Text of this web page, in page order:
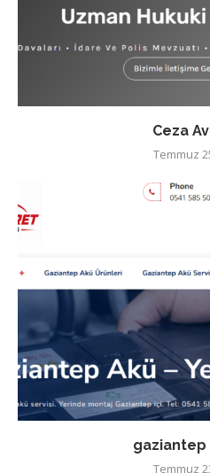
Ceza
Temmuz
gaziantep
Temmuz